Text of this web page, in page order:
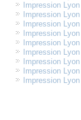
Impression
Impression
Impression
Impression
Impression
Impression
Impression
Impression
Impression